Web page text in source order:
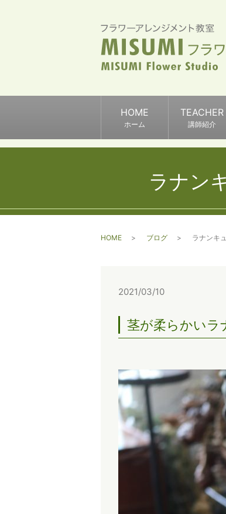
HOME
ホーム
TEACHER
講師紹介
ラナン
HOME ブログ ラナンキ
2021/03/10
茎が柔らかいラ